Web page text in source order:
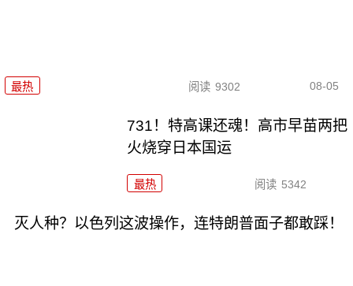
最热 阅读 9302 08-05
731！特高课还魂！高市早苗两把
火烧穿日本国运
最热 阅读 5342
灭人种？以色列这波操作，连特朗普面子都敢踩！